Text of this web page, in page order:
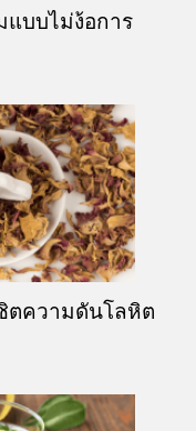
แบบไม่ง้อการ
ตความดันโลหิต